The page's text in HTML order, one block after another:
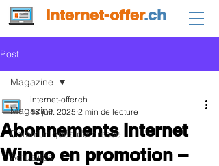
internet-offer.ch
Post
Magazine
Communiqués de presse
Actualités
Magazine
Abonnements Internet
Wingo en promotion –
internet-offer.ch
18 juil. 2025 2 min de lecture